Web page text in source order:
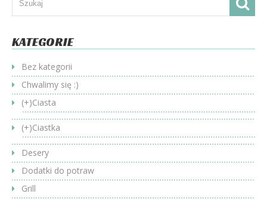
KATEGORIE
Bez kategorii
Chwalimy się :)
(+)Ciasta
(+)Ciastka
Desery
Dodatki do potraw
Grill